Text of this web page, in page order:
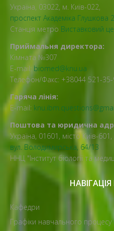
Україна, 03022, м. Київ-022,
проспект Академіка Глушкова 2
Станція метро Виставковий
Приймальня директора:
Кімната №307
E-mail:biomed@knu.ua
Телефон/Факс: +38044 521-
Гаряча лінія:
E-mail:
Поштова та юридична
Україна, 01601, місто Київ-601,
вул. Володимирська, 64/13
ННЦ "Інститут біології та
Кафедри
Графіки навчального процесу